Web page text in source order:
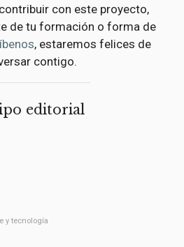
con este proyecto,
de tu formación o forma de
, estaremos felices de
contigo.
editorial
y tecnología